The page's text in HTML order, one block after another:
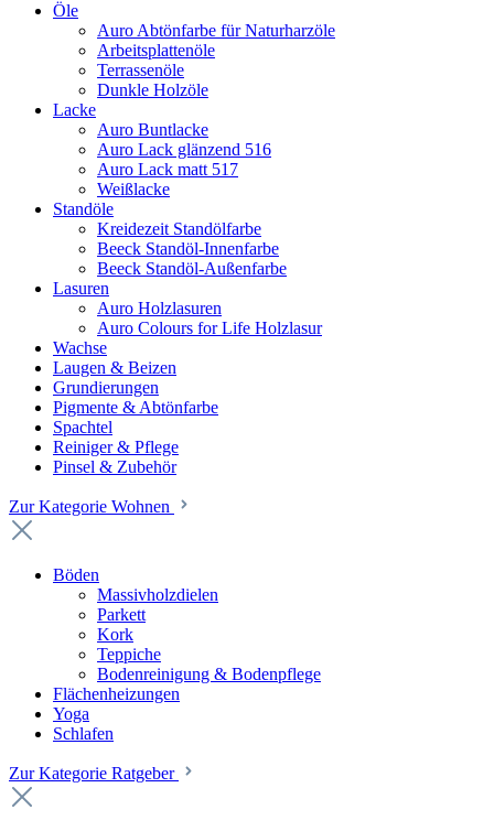
Öle
Auro Abtönfarbe für Naturharzöle
Arbeitsplattenöle
Terrassenöle
Dunkle Holzöle
Lacke
Auro Buntlacke
Auro Lack glänzend 516
Auro Lack matt 517
Weißlacke
Standöle
Kreidezeit Standölfarbe
Beeck Standöl-Innenfarbe
Beeck Standöl-Außenfarbe
Lasuren
Auro Holzlasuren
Auro Colours for Life Holzlasur
Wachse
Laugen & Beizen
Grundierungen
Pigmente & Abtönfarbe
Spachtel
Reiniger & Pflege
Pinsel & Zubehör
Zur Kategorie Wohnen
Böden
Massivholzdielen
Parkett
Kork
Teppiche
Bodenreinigung & Bodenpflege
Flächenheizungen
Yoga
Schlafen
Zur Kategorie Ratgeber